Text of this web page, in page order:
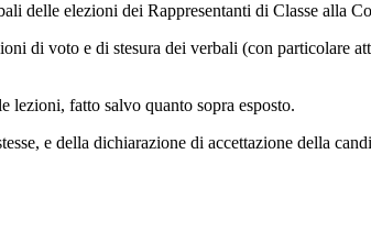
delle elezioni dei Rappresentanti di Classe alla
di voto e di stesura dei verbali (con particolare
lezioni, fatto salvo quanto sopra esposto.
e della dichiarazione di accettazione della